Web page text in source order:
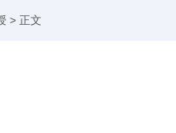
> 正文